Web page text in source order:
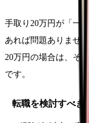
手取り20万円が「一
あれば問題ありませ
20万円の場合は、そ
です。
転職を検討すべき